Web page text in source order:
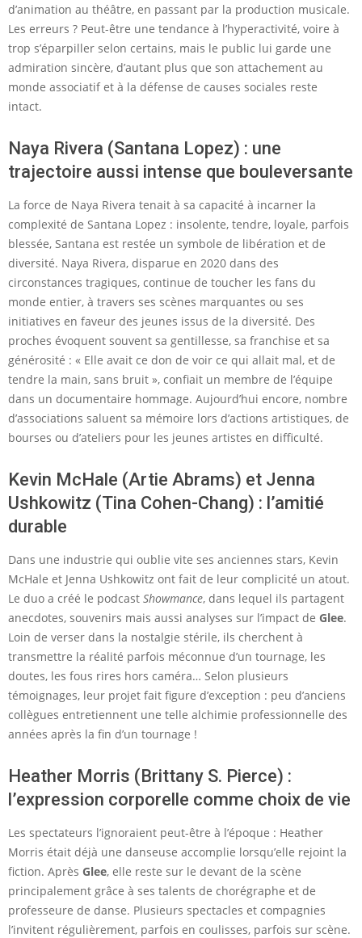
d’animation au théâtre, en passant par la production musicale.
Les erreurs ? Peut-être une tendance à l’hyperactivité, voire à
trop s’éparpiller selon certains, mais le public lui garde une
admiration sincère, d’autant plus que son attachement au
monde associatif et à la défense de causes sociales reste
intact.
Naya Rivera (Santana Lopez) : une
trajectoire aussi intense que bouleversante
La force de Naya Rivera tenait à sa capacité à incarner la
complexité de Santana Lopez : insolente, tendre, loyale, parfois
blessée, Santana est restée un symbole de libération et de
diversité. Naya Rivera, disparue en 2020 dans des
circonstances tragiques, continue de toucher les fans du
monde entier, à travers ses scènes marquantes ou ses
initiatives en faveur des jeunes issus de la diversité. Des
proches évoquent souvent sa gentillesse, sa franchise et sa
générosité : « Elle avait ce don de voir ce qui allait mal, et de
tendre la main, sans bruit », confiait un membre de l’équipe
dans un documentaire hommage. Aujourd’hui encore, nombre
d’associations saluent sa mémoire lors d’actions artistiques, de
bourses ou d’ateliers pour les jeunes artistes en difficulté.
Kevin McHale (Artie Abrams) et Jenna
Ushkowitz (Tina Cohen-Chang) : l’amitié
durable
Dans une industrie qui oublie vite ses anciennes stars, Kevin
McHale et Jenna Ushkowitz ont fait de leur complicité un atout.
Le duo a créé le podcast Showmance, dans lequel ils partagent
anecdotes, souvenirs mais aussi analyses sur l’impact de Glee.
Loin de verser dans la nostalgie stérile, ils cherchent à
transmettre la réalité parfois méconnue d’un tournage, les
doutes, les fous rires hors caméra… Selon plusieurs
témoignages, leur projet fait figure d’exception : peu d’anciens
collègues entretiennent une telle alchimie professionnelle des
années après la fin d’un tournage !
Heather Morris (Brittany S. Pierce) :
l’expression corporelle comme choix de vie
Les spectateurs l’ignoraient peut-être à l’époque : Heather
Morris était déjà une danseuse accomplie lorsqu’elle rejoint la
fiction. Après Glee, elle reste sur le devant de la scène
principalement grâce à ses talents de chorégraphe et de
professeure de danse. Plusieurs spectacles et compagnies
l’invitent régulièrement, parfois en coulisses, parfois sur scène.